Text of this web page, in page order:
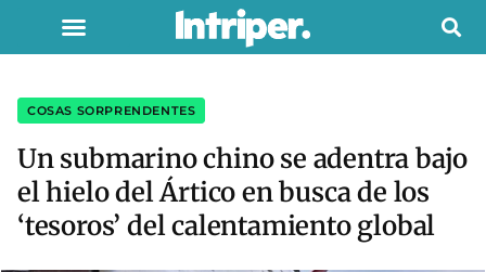
COSAS SORPRENDENTES
Un submarino chino se adentra bajo
el hielo del Ártico en busca de los
‘tesoros’ del calentamiento global